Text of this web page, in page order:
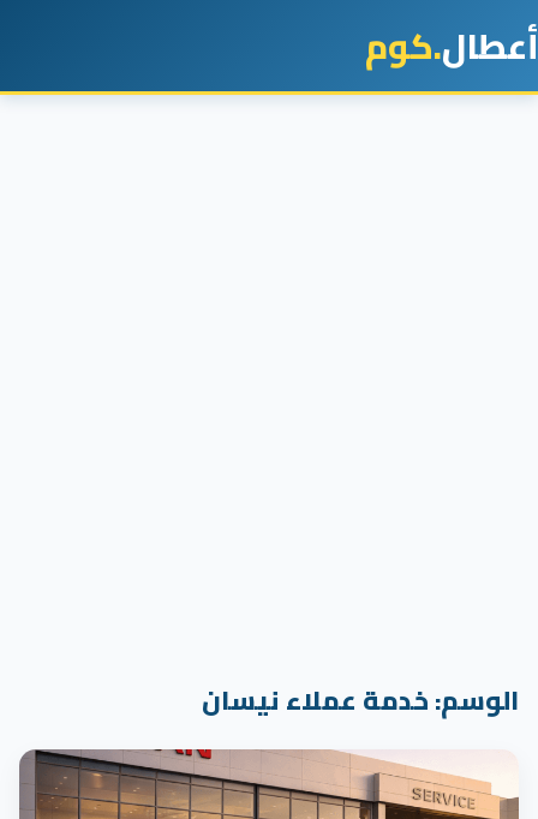
أعطال.كوم
الوسم:خدمة عملاء نيسان